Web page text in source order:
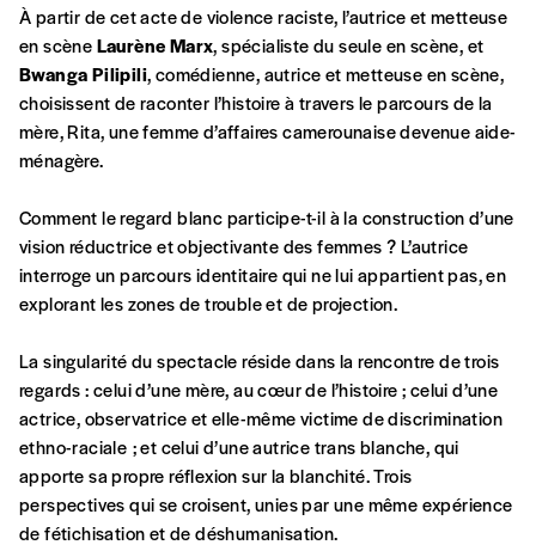
CONNEXION
Mot de passe oublié?
Créer un
compte
par l’acheteur d’un bien ou d’un service, qui
peut être une manière pour lui de payer le prix
qu’il estime juste. Dans l’objectif de rendre nos
activités et publications accessibles, et
d’affirmer notre attachement aux valeurs de
solidarité, nous vous proposons d’estimer
Cette valeur peut donc être inférieure, égale
ou supérieure au prix indicatif. De cette
manière, vous soutenez le travail de l’équipe
de rédaction selon vos moyens et vos
En pratique
Vous vous abonnez pour l’année civile en
cours ou vous commandez au numéro.
Vous indiquez si vous souhaitez recevoir la
revue en format papier ou numérique.
À partir de cet acte de violence raciste, l’autrice et metteuse
en scèneLaurène Marx, spécialiste du seule en scène, et
Bwanga Pilipili, comédienne, autrice et metteuse en scène,
choisissent de raconter l’histoire à travers le parcours de la
mère, Rita, une femme d’affaires camerounaise devenue aide-
ménagère.
Comment le regard blanc participe-t-il à la construction d’une
vision réductrice et objectivante des femmes ? L’autrice
interroge un parcours identitaire qui ne lui appartient pas, en
explorant les zones de trouble et de projection.
La singularité du spectacle réside dans la rencontre de trois
regards : celui d’une mère, au cœur de l’histoire ; celui d’une
actrice, observatrice et elle-même victime de discrimination
ethno-raciale ; et celui d’une autrice trans blanche, qui
apporte sa propre réflexion sur la blanchité. Trois
perspectives qui se croisent, unies par une même expérience
de fétichisation et de déshumanisation.